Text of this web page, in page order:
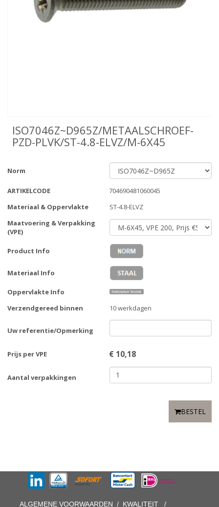
ISO7046Z~D965Z/METAALSCHROEF-
PZD-PLVK/ST-4.8-ELVZ/M-6X45
Norm
ARTIKELCODE
704690481060045
Materiaal & Oppervlakte
ST-4.8-ELVZ
Maatvoering & Verpakking
(VPE)
Product Info
Materiaal Info
Oppervlakte Info
Verzendgereed binnen
10 werkdagen
Uw referentie/Opmerking
Prijs per VPE € 10,18
Aantal verpakkingen
BESTEL
ALGEMENE VOORWAARDEN / KWALITEIT /